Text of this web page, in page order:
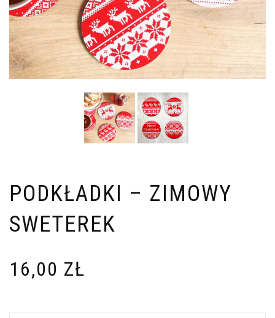
PODKŁADKI – ZIMOWY
SWETEREK
16,00 ZŁ